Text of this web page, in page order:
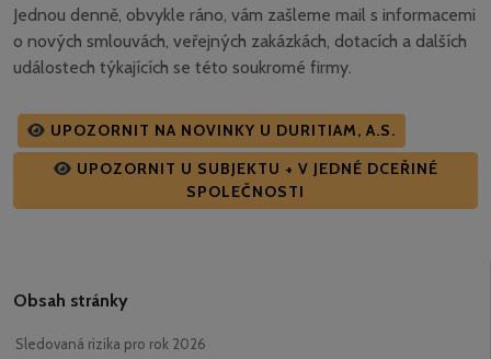
Jednou denně, obvykle ráno, vám zašleme mail s informacemi
o nových smlouvách, veřejných zakázkách, dotacích a dalších
událostech týkajících se této soukromé firmy.
UPOZORNIT NA NOVINKY U DURITIAM, A.S.
UPOZORNIT U SUBJEKTU + V JEDNÉ DCEŘINÉ
SPOLEČNOSTI
Obsah stránky
Sledovaná rizika pro rok 2026